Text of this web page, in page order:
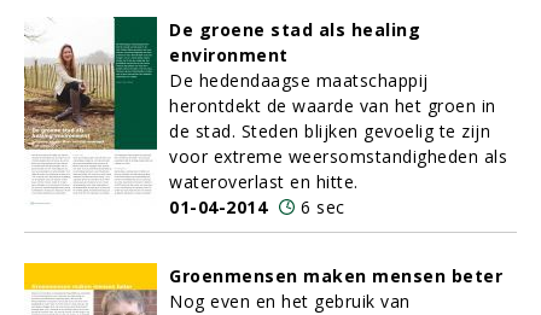
De groene stad als healing
environment
De hedendaagse maatschappij
herontdekt de waarde van het groen in
de stad. Steden blijken gevoelig te zijn
voor extreme weersomstandigheden als
wateroverlast en hitte.
01-04-2014
6 sec
Groenmensen maken mensen beter
Nog even en het gebruik van